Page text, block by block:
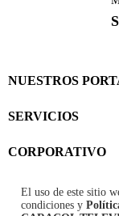
NUESTROS
SERVICIOS
CORPORATIVO
El uso de este sitio
condiciones y